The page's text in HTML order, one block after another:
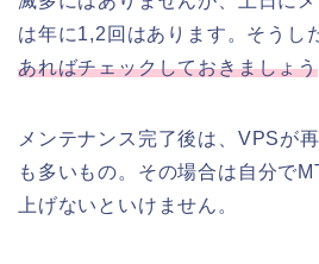
は年に1,2回はあります。そうし
あればチェックしておきましょう
メンテナンス完了後は、VPSが
も多いもの。その場合は自分で
上げないといけません。